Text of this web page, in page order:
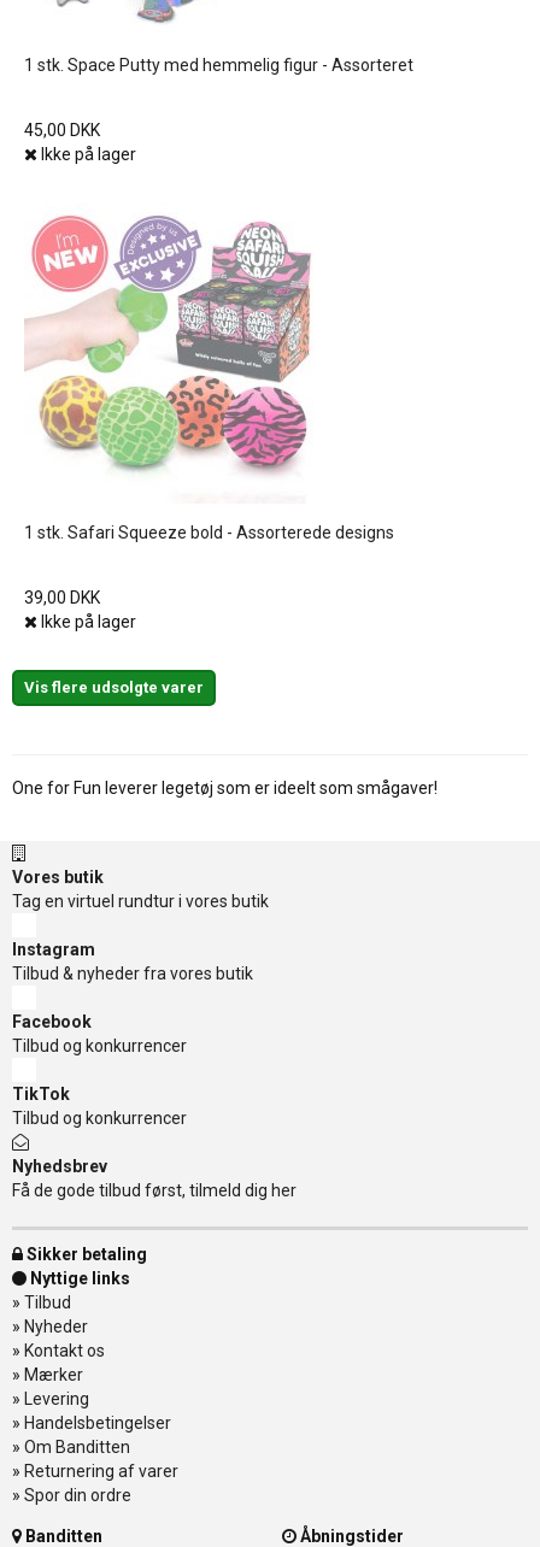
1 stk. Space Putty med hemmelig figur - Assorteret
45,00 DKK
Ikke på lager
1 stk. Safari Squeeze bold - Assorterede designs
39,00 DKK
Ikke på lager
Vis flere udsolgte varer
One for Fun leverer legetøj som er ideelt som smågaver!
Vores butik
Tag en virtuel rundtur i vores butik
Instagram
Tilbud & nyheder fra vores butik
Facebook
Tilbud og konkurrencer
TikTok
Tilbud og konkurrencer
Nyhedsbrev
Få de gode tilbud først, tilmeld dig her
Sikker betaling
Nyttige links
» Tilbud
» Nyheder
» Kontakt os
» Mærker
» Levering
» Handelsbetingelser
» Om Banditten
» Returnering af varer
» Spor din ordre
Banditten Åbningstider